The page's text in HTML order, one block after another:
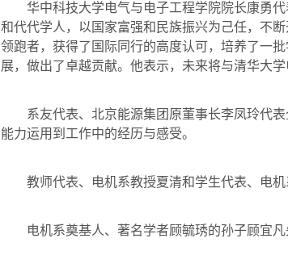
华中科技大学电气与电子工程学院院长康勇代
和代代学人，以国家富强和民族振兴为己任，不
领跑者，获得了国际同行的高度认可，培养了一
展，做出了卓越贡献。他表示，未来将与清华大
系友代表、北京能源集团原董事长李凤玲代表
能力运用到工作中的经历与感受。
教师代表、电机系教授夏清和学生代表、电机
电机系奠基人、著名学者顾毓琇的孙子顾宜凡